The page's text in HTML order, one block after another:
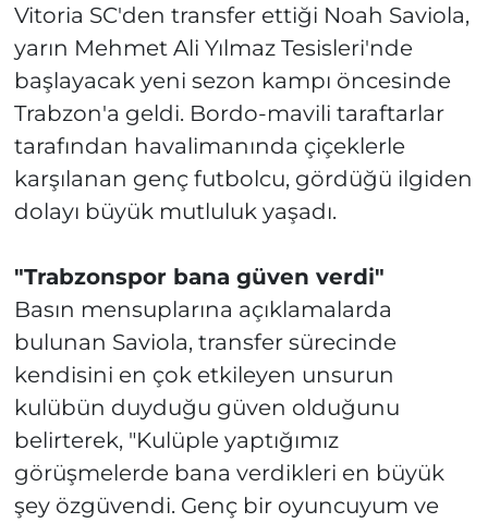
Vitoria SC'den transfer ettiği Noah Saviola,
yarın Mehmet Ali Yılmaz Tesisleri'nde
başlayacak yeni sezon kampı öncesinde
Trabzon'a geldi. Bordo-mavili taraftarlar
tarafından havalimanında çiçeklerle
karşılanan genç futbolcu, gördüğü ilgiden
dolayı büyük mutluluk yaşadı.
"Trabzonspor bana güven verdi"
Basın mensuplarına açıklamalarda
bulunan Saviola, transfer sürecinde
kendisini en çok etkileyen unsurun
kulübün duyduğu güven olduğunu
belirterek, "Kulüple yaptığımız
görüşmelerde bana verdikleri en büyük
şey özgüvendi. Genç bir oyuncuyum ve